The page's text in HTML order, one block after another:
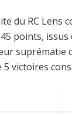
du RC Lens
points,
suprématie
victoires